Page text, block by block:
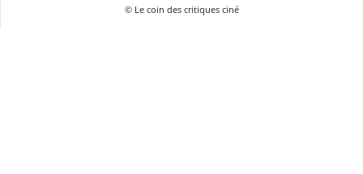
© Le coin des critiques ciné